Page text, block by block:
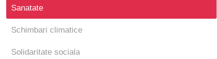
Sanatate
Schimbari climatice
Solidaritate sociala